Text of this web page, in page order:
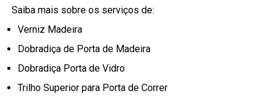
Saiba mais sobre os serviços de:
Verniz Madeira
Dobradiça de Porta de Madeira
Dobradiça Porta de Vidro
Trilho Superior para Porta de Correr